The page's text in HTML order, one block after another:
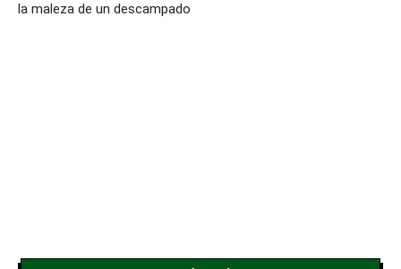
la maleza de un descampado